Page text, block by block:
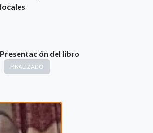
locales
Presentación del libro
FINALIZADO